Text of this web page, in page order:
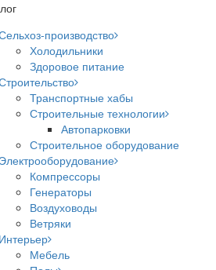
производство
Холодильники
Здоровое питание
Транспортные хабы
Строительные технологии
Автопарковки
Строительное оборудование
Электрооборудование
Компрессоры
Генераторы
Воздуховоды
Ветряки
Интерьер
Мебель